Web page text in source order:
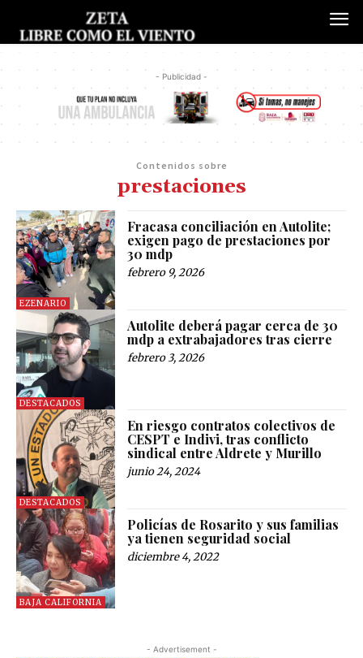
- Publicidad -
Contenidos sobre
prestaciones
EZENARIO
Fracasa conciliación en Autolite;
exigen pago de prestaciones por
30 mdp
febrero 9, 2026
DESTACADOS
Autolite deberá pagar cerca de 30
mdp a extrabajadores tras cierre
febrero 3, 2026
DESTACADOS
En riesgo contratos colectivos de
CESPT e Indivi, tras conflicto
sindical entre Aldrete y Murillo
junio 24, 2024
BAJA CALIFORNIA
Policías de Rosarito y sus familias
ya tienen seguridad social
diciembre 4, 2022
- Advertisement -